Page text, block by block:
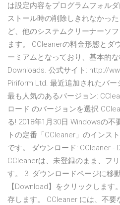
は設定内容をプログラムフォル
ストール時の削除しきれなかっ
ど、他のシステムクリーナーソ
ます。 CCleanerの料金形態とダ
ーミアムとなっており、基本的
Downloads. 公式サイト: http://
Piriform Ltd. 最近追加されたバー
最も人気のあるバージョン:
ロード のバージョンを選択
る! 2018年1月30日 Windowsの
トの定番「CCleaner」のインス
です。 ダウンロード: CCleaner -
CCleanerは、未登録のまま、フ
す。 3. ダウンロードページに移
【Download】をクリックしま
存します。 CCleaner には、不